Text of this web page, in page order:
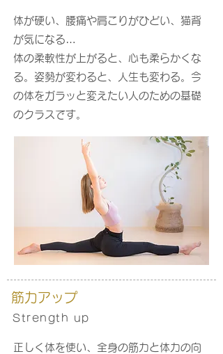
体が硬い、腰痛や肩こりがひどい、猫背
が気になる…
体の柔軟性が上がると、心も柔らかくな
る。姿勢が変わると、人生も変わる。今
の体をガラッと変えたい人のための基礎
のクラスです。
筋力アップ
Strength up
正しく体を使い、全身の筋力と体力の向